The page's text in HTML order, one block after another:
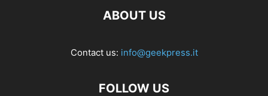
ABOUT US
Contact us: info@geekpress.it
FOLLOW US